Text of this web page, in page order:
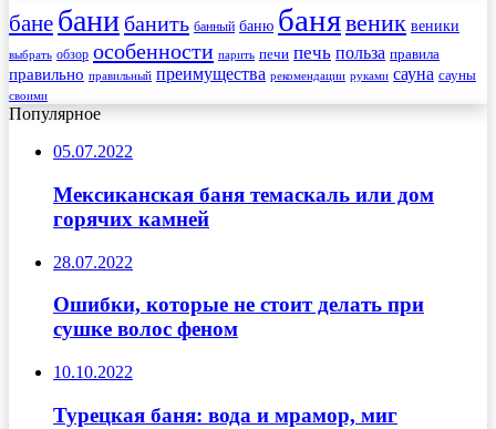
бане бани банить банный баню банявеник веники
выбрать обзор особенности парить печи печь польза правила
правильно правильный преимущества рекомендации руками сауна сауны
своими
Популярное
05.07.2022
Мексиканская баня темаскаль или дом
горячих камней
28.07.2022
Ошибки, которые не стоит делать при
сушке волос феном
10.10.2022
Турецкая баня: вода и мрамор, миг